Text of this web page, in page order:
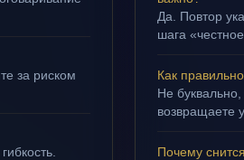
за риском
Да. Повтор
шага
Как
Не
возвращаете
Почему